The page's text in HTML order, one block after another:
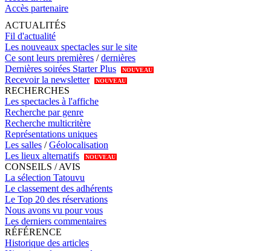
Accès partenaire
ACTUALITÉS
Fil d'actualité
Les nouveaux spectacles sur le site
Ce sont leurs premières /dernières
Dernières soirées Starter Plus
NOUVEAU
Recevoir la newsletter NOUVEAU
RECHERCHES
Les spectacles à l'affiche
Recherche par genre
Recherche multicritère
Représentations uniques
Les salles /Géolocalisation
Les lieux alternatifs
NOUVEAU
CONSEILS / AVIS
La sélection Tatouvu
Le classement des adhérents
Le Top 20 des réservations
Nous avons vu pour vous
Les derniers commentaires
RÉFÉRENCE
Historique des articles